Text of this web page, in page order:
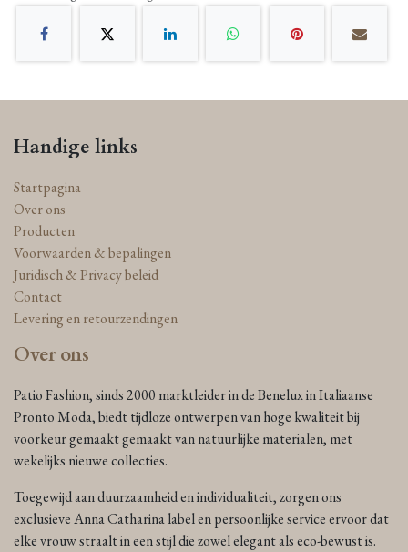
Handige links
Startpagina
Over ons
Producten
Voorwaarden & bepalingen
Juridisch & Privacy beleid
Contact
Levering en retourzendingen
Over ons
Patio Fashion, sinds 2000 marktleider in de Benelux in Italiaanse
Pronto Moda, biedt tijdloze ontwerpen van hoge kwaliteit bij
voorkeur gemaakt gemaakt van natuurlijke materialen, met
wekelijks nieuwe collecties.
Toegewijd aan duurzaamheid en individualiteit, zorgen ons
exclusieve Anna Catharina label en persoonlijke service ervoor dat
elke vrouw straalt in een stijl die zowel elegant als eco-bewust is.